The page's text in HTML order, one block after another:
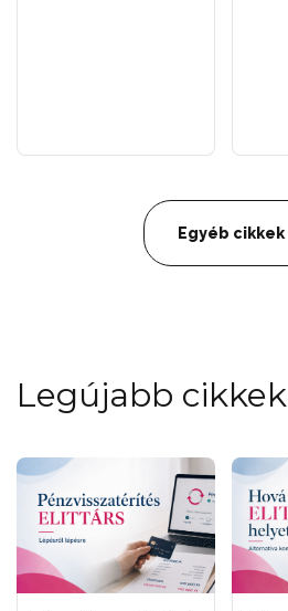
Egyéb cikkek
Legújabb cikkek